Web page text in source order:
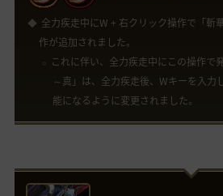
全力疾走中にW + 右クリック操作で「斬
作が追加されました。
これに伴い、全力疾走中にこの操作で
～真」は、全力疾走後、Wキーを入力
能になるように変更されました。